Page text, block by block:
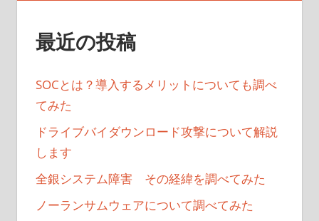
最近の投稿
SOCとは？導入するメリットについても調べ
てみた
ドライブバイダウンロード攻撃について解説
します
全銀システム障害 その経緯を調べてみた
ノーランサムウェアについて調べてみた